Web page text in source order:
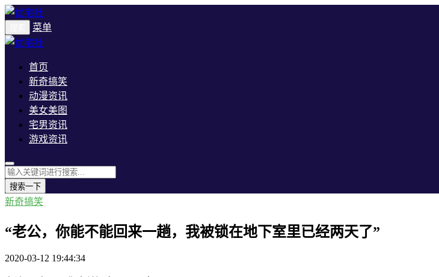
菜单
首页
新奇搞笑
动漫资讯
美女美图
宅男资讯
游戏资讯
搜索一下
新奇搞笑
“老公，你能不能回来一趟，我被锁在地下室里已经两天了”
2020-03-12 19:44:34